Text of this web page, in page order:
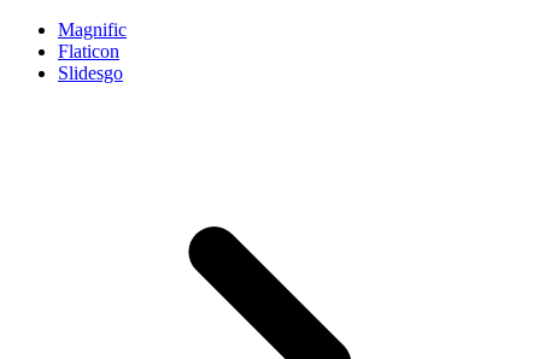
Magnific
Flaticon
Slidesgo